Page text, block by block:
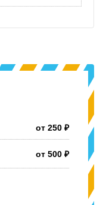
от 250 ₽
от 500 ₽